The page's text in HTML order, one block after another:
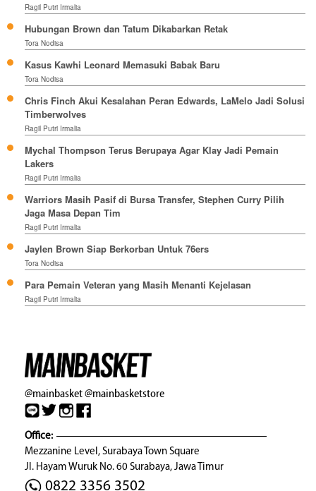
Ragil Putri Irmalia
Hubungan Brown dan Tatum Dikabarkan Retak
Tora Nodisa
Kasus Kawhi Leonard Memasuki Babak Baru
Tora Nodisa
Chris Finch Akui Kesalahan Peran Edwards, LaMelo Jadi Solusi
Timberwolves
Ragil Putri Irmalia
Mychal Thompson Terus Berupaya Agar Klay Jadi Pemain
Lakers
Ragil Putri Irmalia
Warriors Masih Pasif di Bursa Transfer, Stephen Curry Pilih
Jaga Masa Depan Tim
Ragil Putri Irmalia
Jaylen Brown Siap Berkorban Untuk 76ers
Tora Nodisa
Para Pemain Veteran yang Masih Menanti Kejelasan
Ragil Putri Irmalia
@mainbasket@mainbasketstore
Office:
Mezzanine Level, Surabaya Town Square
Jl. Hayam Wuruk No. 60 Surabaya, Jawa Timur
0822 3356 3502